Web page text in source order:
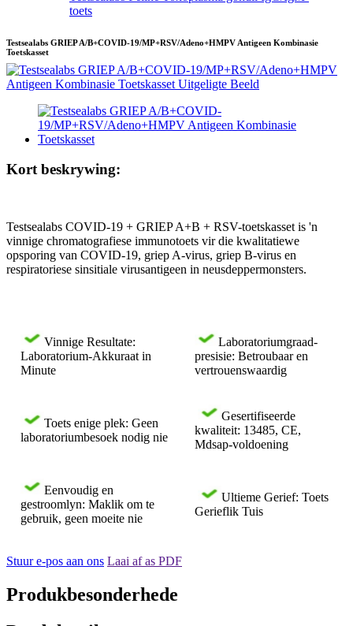
toets
Testsealabs GRIEP A/B+COVID-19/MP+RSV/Adeno+HMPV Antigeen Kombinasie
Toetskasset
Kort beskrywing:
Testsealabs COVID-19 + GRIEP A+B + RSV-toetskasset is 'n
vinnige chromatografiese immunotoets vir die kwalitatiewe
opsporing van COVID-19, griep A-virus, griep B-virus en
respiratoriese sinsitiale virusantigeen in neusdeppermonsters.
Vinnige Resultate:
Laboratorium-Akkuraat in
Minute
Laboratoriumgraad-
presisie: Betroubaar en
vertrouenswaardig
Toets enige plek: Geen
laboratoriumbesoek nodig nie
Gesertifiseerde
kwaliteit: 13485, CE,
Mdsap-voldoening
Eenvoudig en
gestroomlyn: Maklik om te
gebruik, geen moeite nie
Ultieme Gerief: Toets
Gerieflik Tuis
Stuur e-pos aan ons Laai af as PDF
Produkbesonderhede